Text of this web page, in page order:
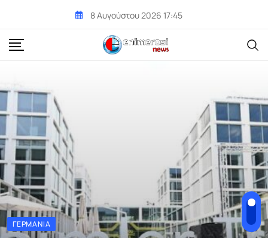
content
8 Αυγούστου 2026 17:45
ΓΕΡΜΑΝΊΑ